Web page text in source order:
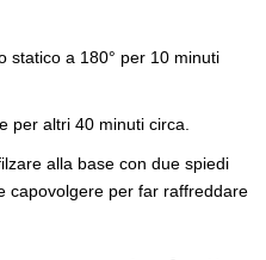
statico a 180° per 10 minuti
per altri 40 minuti circa.
alla base con due spiedi
capovolgere per far raffreddare